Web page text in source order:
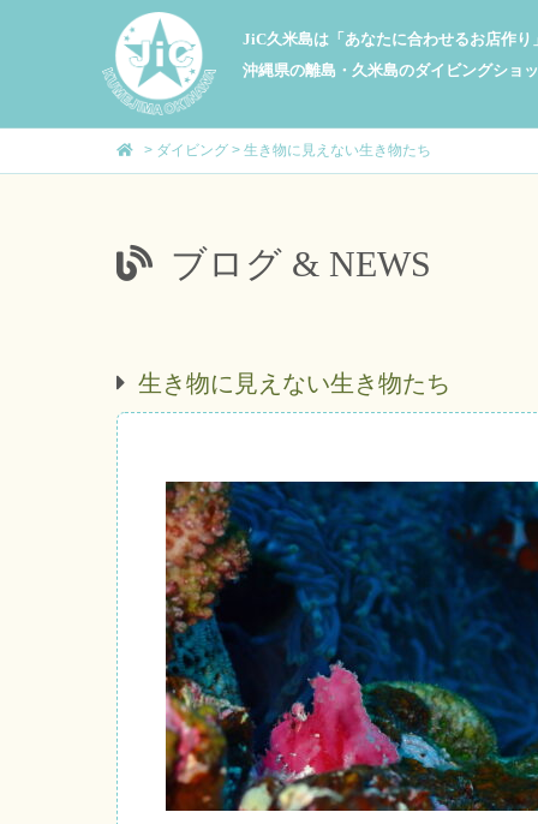
JiC久米島は「あなたに合わせるお店作
沖縄県の離島・久米島のダイビングショ
> ダイビング > 生き物に見えない生き物たち
ブログ & NEWS
生き物に見えない生き物たち